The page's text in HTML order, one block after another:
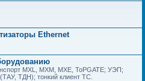
Ethernet
MXL, MXM, MXE, ToPGATE; УЭП;
ТДН); тонкий клиент ТС.